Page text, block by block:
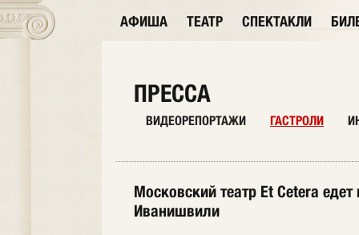
АФИША ТЕАТР СПЕКТАКЛИ
ПРЕССА
ВИДЕОРЕПОРТАЖИ ГАСТРОЛИ
Московский театр Et Cetera
Иванишвили